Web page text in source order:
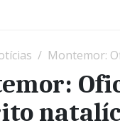
Montemor: